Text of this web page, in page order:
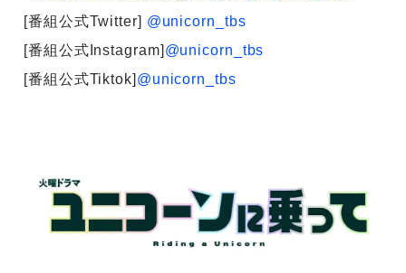
[番組公式Twitter] @unicorn_tbs
[番組公式Instagram] @unicorn_tbs
[番組公式Tiktok] @unicorn_tbs